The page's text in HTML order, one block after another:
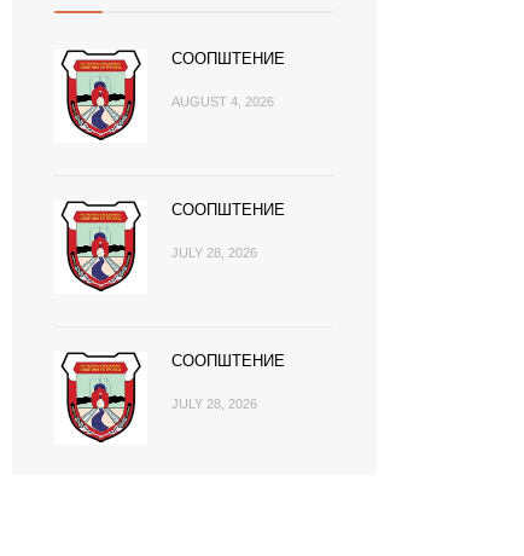
СООПШТЕНИЕ
AUGUST 4, 2026
СООПШТЕНИЕ
JULY 28, 2026
СООПШТЕНИЕ
JULY 28, 2026